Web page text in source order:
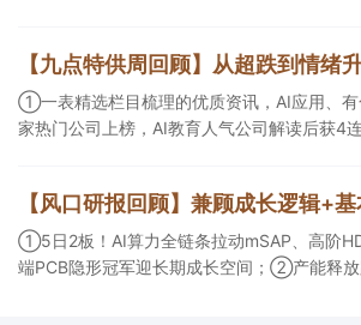
等方面具有丰富经验，具备承接细胞与基因
产的合规资质，这家公司获净买入。
①一表精选栏目梳理的优质资讯，AI应用、有
家热门公司上榜，AI教育人气公司解读后获4连板； ②AI应
角前瞻产业供需情况，提及2家核心公司双双
①5日2板！AI算力全链条拉动mSAP、高阶
端PCB隐形冠军迎长期成长空间；②产能释放